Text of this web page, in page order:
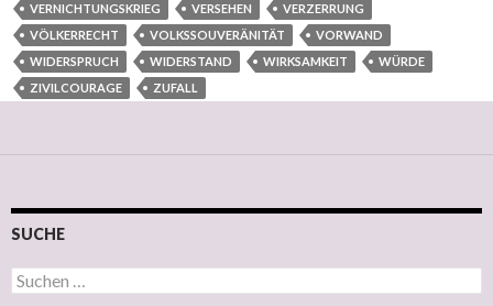
VERNICHTUNGSKRIEG
VERSEHEN
VERZERRUNG
VÖLKERRECHT
VOLKSSOUVERÄNITÄT
VORWAND
WIDERSPRUCH
WIDERSTAND WIRKSAMKEIT
WÜRDE
ZIVILCOURAGE
ZUFALL
SUCHE
Suchen nach: